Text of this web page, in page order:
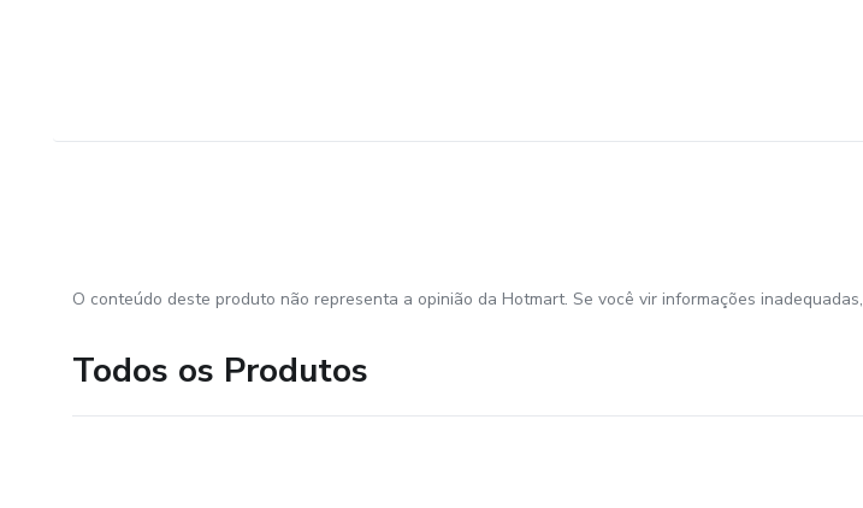
O conteúdo deste produto não representa a opinião da Hotmart. Se você vir informações inadequadas,
Todos os Produtos